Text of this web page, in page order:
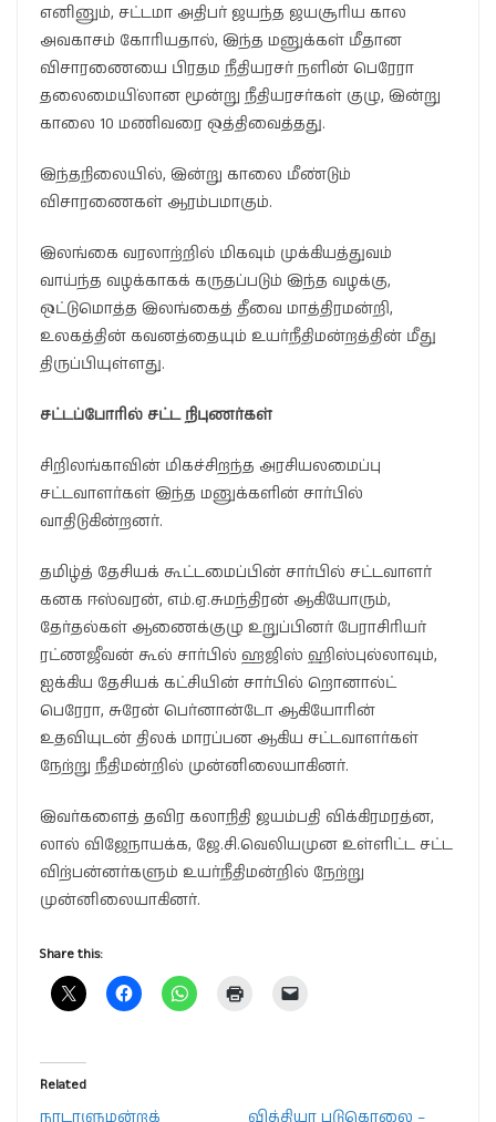
எனினும், சட்டமா அதிபர் ஜயந்த ஜயசூரிய கால
அவகாசம் கோரியதால், இந்த மனுக்கள் மீதான
விசாரணையை பிரதம நீதியரசர் நளின் பெரேரா
தலைமையி்லான மூன்று நீதியரசர்கள் குழு, இன்று
காலை 10 மணிவரை ஒத்திவைத்தது.
இந்தநிலையில், இன்று காலை மீண்டும்
விசாரணைகள் ஆரம்பமாகும்.
இலங்கை வரலாற்றில் மிகவும் முக்கியத்துவம்
வாய்ந்த வழக்காகக் கருதப்படும் இந்த வழக்கு,
ஒட்டுமொத்த இலங்கைத் தீவை மாத்திரமன்றி,
உலகத்தின் கவனத்தையும் உயர்நீதிமன்றத்தின் மீது
திருப்பியுள்ளது.
சட்டப்போரில் சட்ட நிபுணர்கள்
சிறிலங்காவின் மிகச்சிறந்த அரசியலமைப்பு
சட்டவாளர்கள் இந்த மனுக்களின் சார்பில்
வாதிடுகின்றனர்.
தமிழ்த் தேசியக் கூட்டமைப்பின் சார்பில் சட்டவாளர்
கனக ஈஸ்வரன், எம்.ஏ.சுமந்திரன் ஆகியோரும்,
தேர்தல்கள் ஆணைக்குழு உறுப்பினர் பேராசிரியர்
ரட்ணஜீவன் கூல் சார்பில் ஹஜிஸ் ஹிஸ்புல்லாவும்,
ஐக்கிய தேசியக் கட்சியின் சார்பில் றொனால்ட்
பெரேரா, சுரேன் பெர்னான்டோ ஆகியோரின்
உதவியுடன் திலக் மாரப்பன ஆகிய சட்டவாளர்கள்
நேற்று நீதிமன்றில் முன்னிலையாகினர்.
இவர்களைத் தவிர கலாநிதி ஜயம்பதி விக்கிரமரத்ன,
லால் விஜேநாயக்க, ஜே.சி.வெலியமுன உள்ளிட்ட சட்ட
விற்பன்னர்களும் உயர்நீதிமன்றில் நேற்று
முன்னிலையாகினர்.
Share this:
Related
நாடாளுமன்றக்
வித்தியா படுகொலை –